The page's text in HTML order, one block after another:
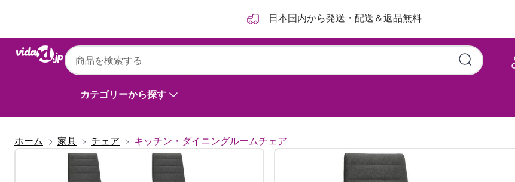
日本国内から発送・配送＆返品無料
カテゴリーから探す
ホーム 家具 チェア キッチン・ダイニングルームチェア